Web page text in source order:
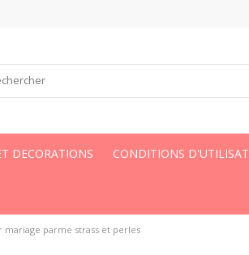
DECORATIONS CONDITIONS
parme strass et perles